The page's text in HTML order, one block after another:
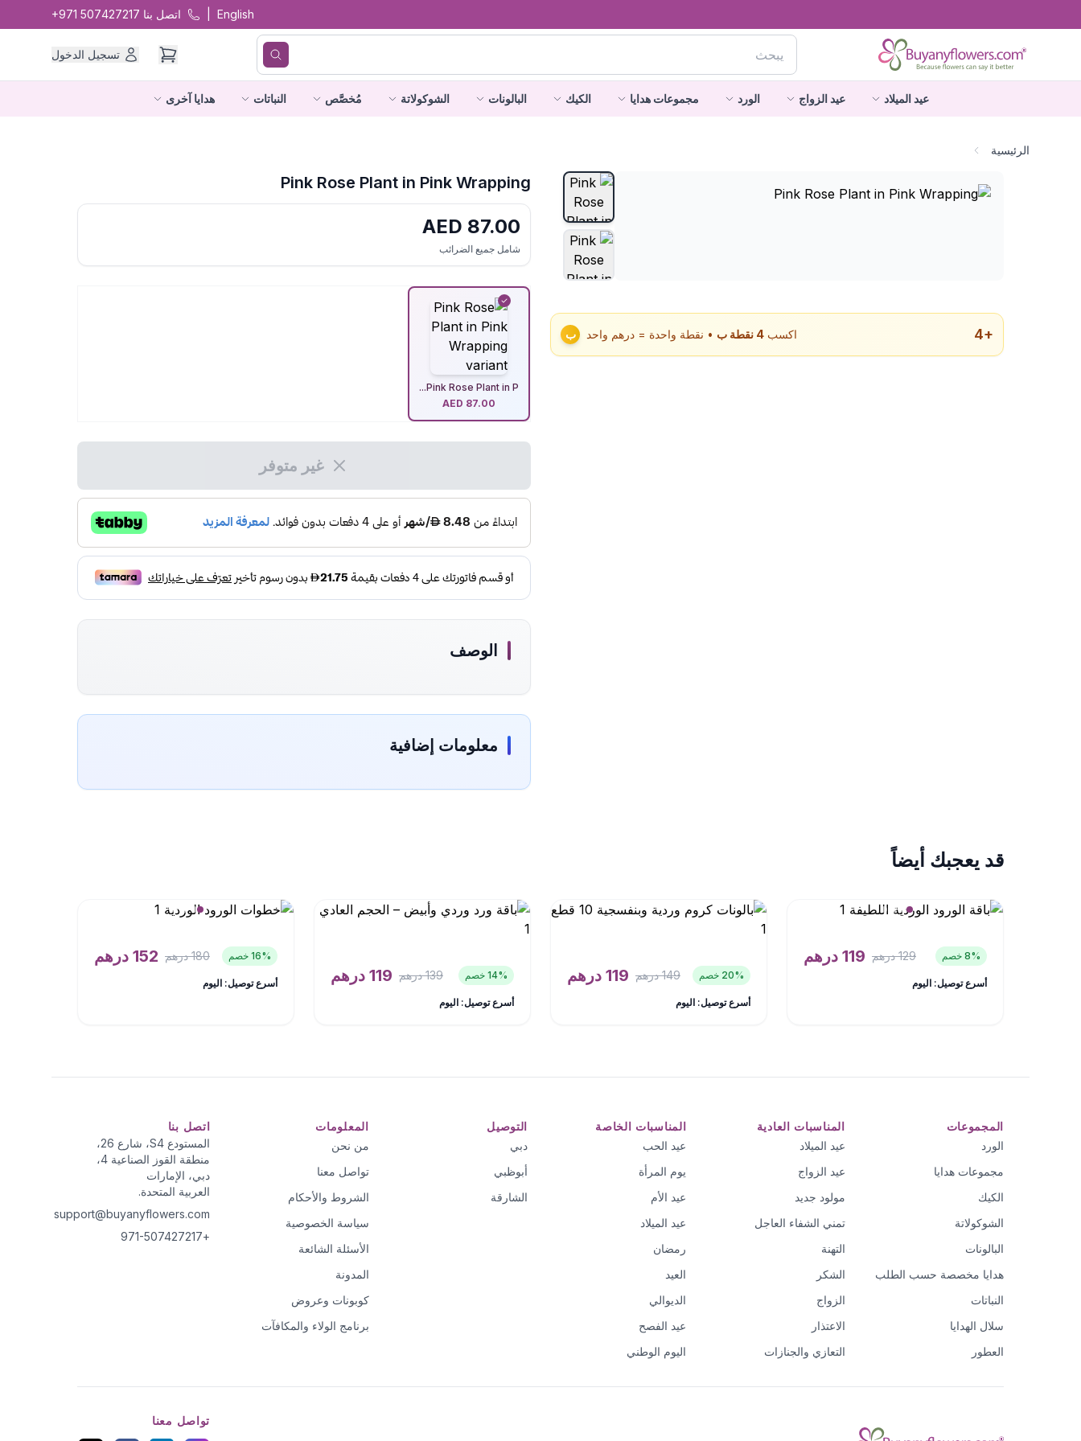
English اتصل بنا +971 507427217
تسجيل الدخول
عيد الميلاد عيد الزواج الورد مجموعات هدايا الكيك البالونات الشوكولاتة مُخصَّص النباتات هدايا آخرى
الرئيسية
+
4 اكسب 4 نقطة ب • نقطة واحدة = درهم واحد ب
Pink Rose Plant in Pink Wrapping
87.00
شامل جميع الضرائب
Pink Rose Plant in P...
AED 87.00
غير متوفر
الوصف
معلومات إضافية
قد يعجبك أيضاً
8% خصم 129درهم 119 درهم
أسرع توصيل: اليوم
20% خصم 149درهم 119 درهم
أسرع توصيل: اليوم
14% خصم 139درهم 119 درهم
أسرع توصيل: اليوم
16% خصم 180درهم 152 درهم
أسرع توصيل: اليوم
المجموعات
الورد
مجموعات هدايا
الكيك
الشوكولاتة
البالونات
هدايا مخصصة حسب الطلب
النباتات
سلال الهدايا
العطور
المناسبات العادية
عيد الميلاد
عيد الزواج
مولود جديد
تمني الشفاء العاجل
التهنة
الشكر
الزواج
الاعتذار
التعازي والجنازات
المناسبات الخاصة
عيد الحب
يوم المرأة
عيد الأم
عيد الميلاد
رمضان
العيد
الديوالي
عيد الفصح
اليوم الوطني
التوصيل
دبي
أبوظبي
الشارقة
المعلومات
من نحن
تواصل معنا
الشروط والأحكام
سياسة الخصوصية
الأسئلة الشائعة
المدونة
كوبونات وعروض
برنامج الولاء والمكافآت
اتصل بنا
المستودع S4، شارع 26،
منطقة القوز الصناعية 4،
دبي، الإمارات
العربية المتحدة.
support@buyanyflowers.com
+971-507427217
تواصل معنا